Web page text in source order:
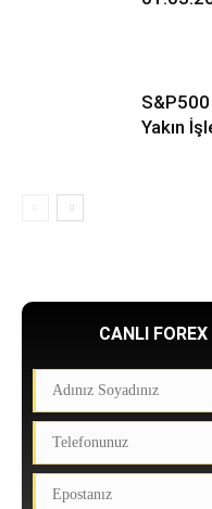
Yakın
CANLI